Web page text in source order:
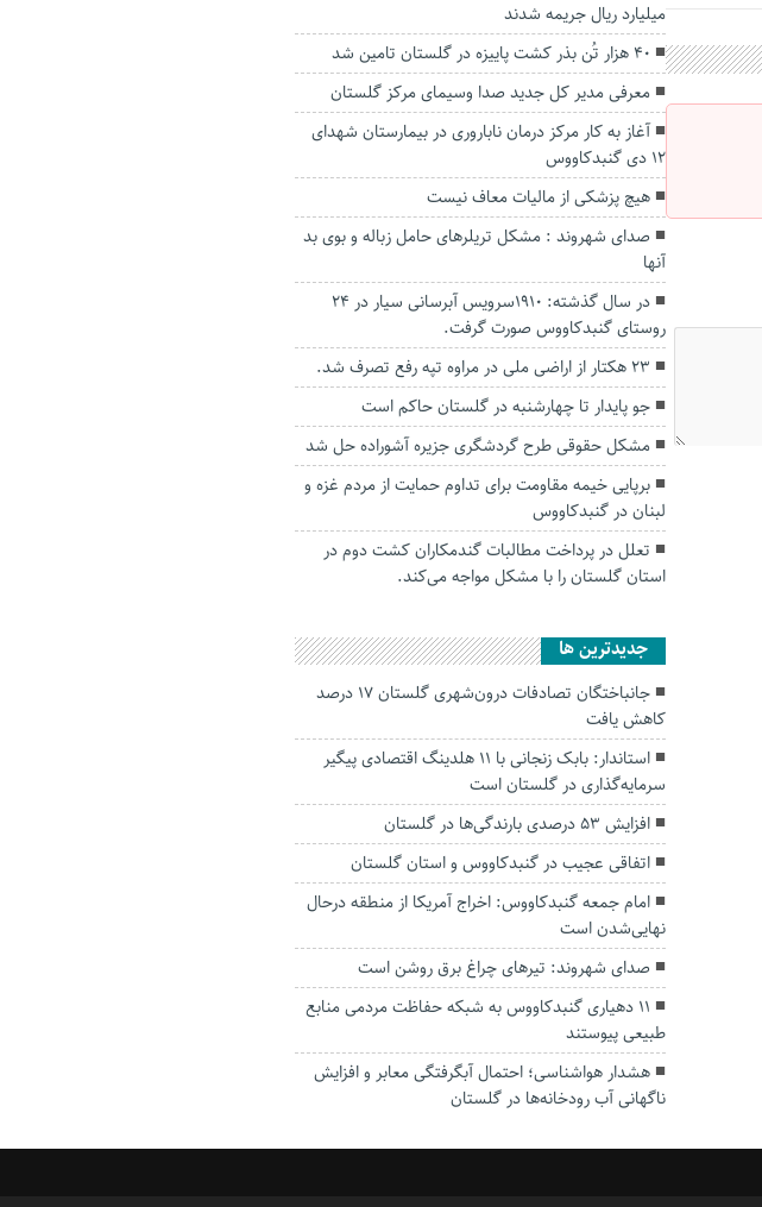
میلیارد ریال جریمه شدند
۴۰ هزار تُن بذر کشت پاییزه در گلستان تامین شد
معرفی مدیر کل جدید صدا وسیمای مرکز گلستان
آغاز به کار مرکز درمان ناباروری در بیمارستان شهدای
۱۲ دی گنبدکاووس
هیچ پزشکی از مالیات معاف نیست
صدای شهروند : مشکل تریلرهای حامل زباله و بوی بد
آنها
در سال گذشته: 1910سرویس آبرسانی سیار در 24
روستای گنبدکاووس صورت گرفت.
۲۳ هکتار از اراضی ملی در مراوه تپه رفع تصرف شد.
جو پایدار تا چهارشنبه در گلستان حاکم است
مشکل حقوقی طرح گردشگری جزیره آشوراده حل شد
برپایی خیمه مقاومت برای تداوم حمایت از مردم غزه و
لبنان در گنبدکاووس
تعلل در پرداخت مطالبات گندمکاران کشت دوم در
استان گلستان را با مشکل مواجه می‌کند.
جديدترين ها
جانباختگان تصادفات درون‌شهری گلستان ۱۷ درصد
کاهش یافت
استاندار: بابک زنجانی با ۱۱ هلدینگ اقتصادی پیگیر
سرمایه‌گذاری در گلستان است
افزایش ۵۳ درصدی بارندگی‌ها در گلستان
اتفاقی عجیب در‌ گنبدکاووس و استان گلستان
امام جمعه گنبدکاووس: اخراج آمریکا از منطقه درحال
نهایی‌شدن است
صدای شهروند: تیرهای چراغ برق روشن است
۱۱ دهیاری گنبدکاووس به شبکه حفاظت مردمی منابع
طبیعی پیوستند
هشدار هواشناسی؛ احتمال آبگرفتگی معابر و افزایش
ناگهانی آب رودخانه‌ها در گلستان